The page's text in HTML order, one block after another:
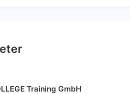
Training GmbH